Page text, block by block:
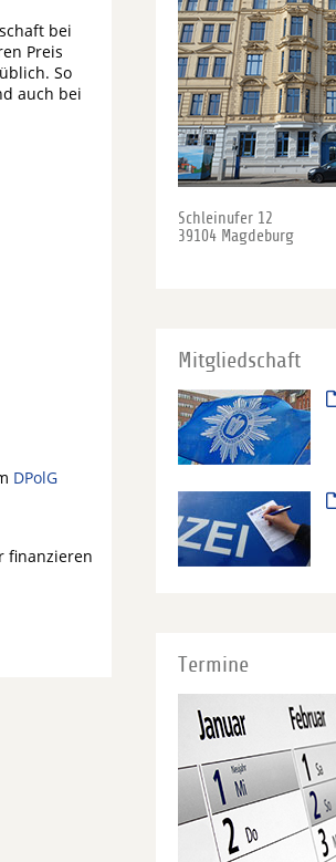
bei
Preis
So
auch bei
DPolG
finanzieren
Schleinufer 12
39104 Magdeburg
Mitgliedschaft
Termine